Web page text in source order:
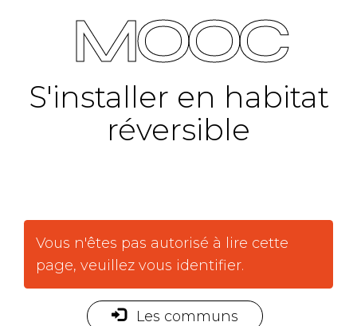
MOOC
S'installer en habitat
réversible
Vous n'êtes pas autorisé à lire cette
page, veuillez vous identifier.
Les communs